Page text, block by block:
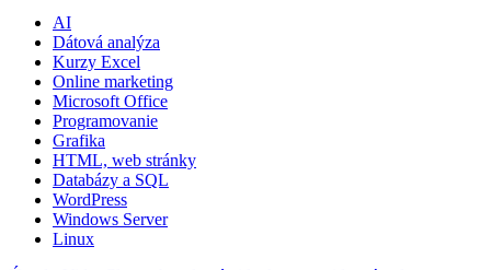
AI
Dátová analýza
Kurzy Excel
Online marketing
Microsoft Office
Programovanie
Grafika
HTML, web stránky
Databázy a SQL
WordPress
Windows Server
Linux